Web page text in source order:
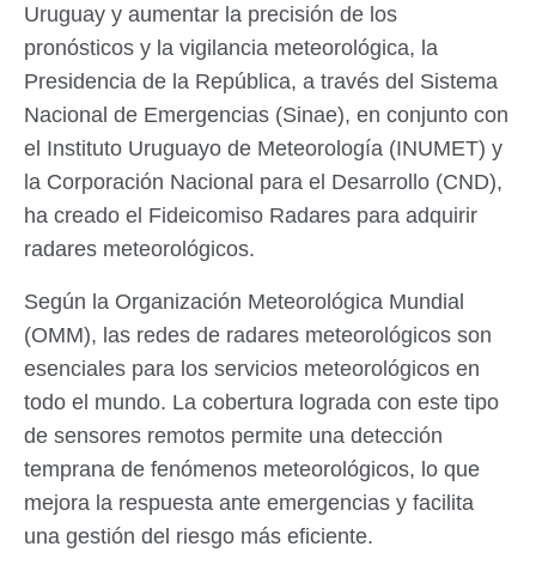
Uruguay y aumentar la precisión de los
pronósticos y la vigilancia meteorológica, la
Presidencia de la República, a través del Sistema
Nacional de Emergencias (Sinae), en conjunto con
el Instituto Uruguayo de Meteorología (INUMET) y
la Corporación Nacional para el Desarrollo (CND),
ha creado el Fideicomiso Radares para adquirir
radares meteorológicos.
Según la Organización Meteorológica Mundial
(OMM), las redes de radares meteorológicos son
esenciales para los servicios meteorológicos en
todo el mundo. La cobertura lograda con este tipo
de sensores remotos permite una detección
temprana de fenómenos meteorológicos, lo que
mejora la respuesta ante emergencias y facilita
una gestión del riesgo más eficiente.